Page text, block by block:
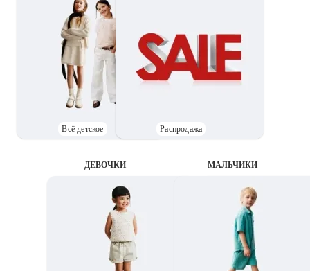
Всё детское Распродажа
ДЕВОЧКИ MАЛЬЧИКИ